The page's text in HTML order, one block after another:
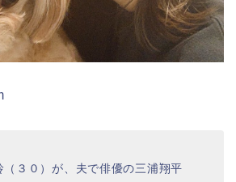
（３０）が、夫で俳優の三浦翔平